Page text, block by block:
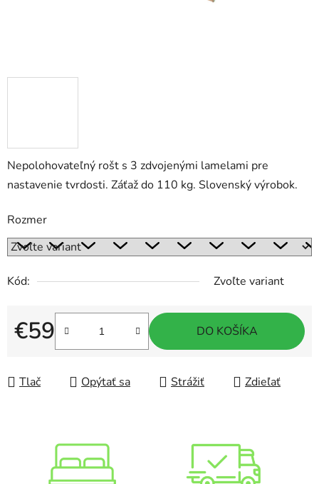
Nepolohovateľný rošt s 3 zdvojenými lamelami pre
nastavenie tvrdosti. Záťaž do 110 kg. Slovenský výrobok.
Rozmer
Kód: Zvoľte variant
€59
Jednotková cena:
DO KOŠÍKA
Tlač Opýtať sa Strážiť Zdieľať